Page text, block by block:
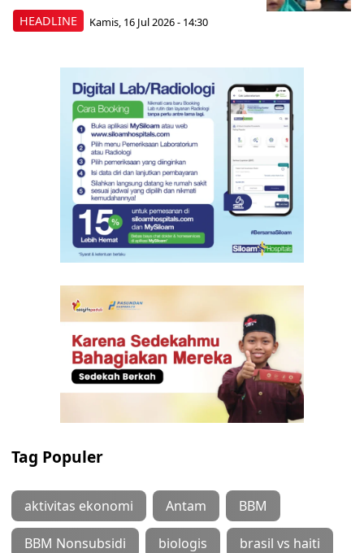
HEADLINE Kamis, 16 Jul 2026 - 14:30
Tag Populer
aktivitas ekonomi Antam BBM
BBM Nonsubsidi biologis brasil vs haiti